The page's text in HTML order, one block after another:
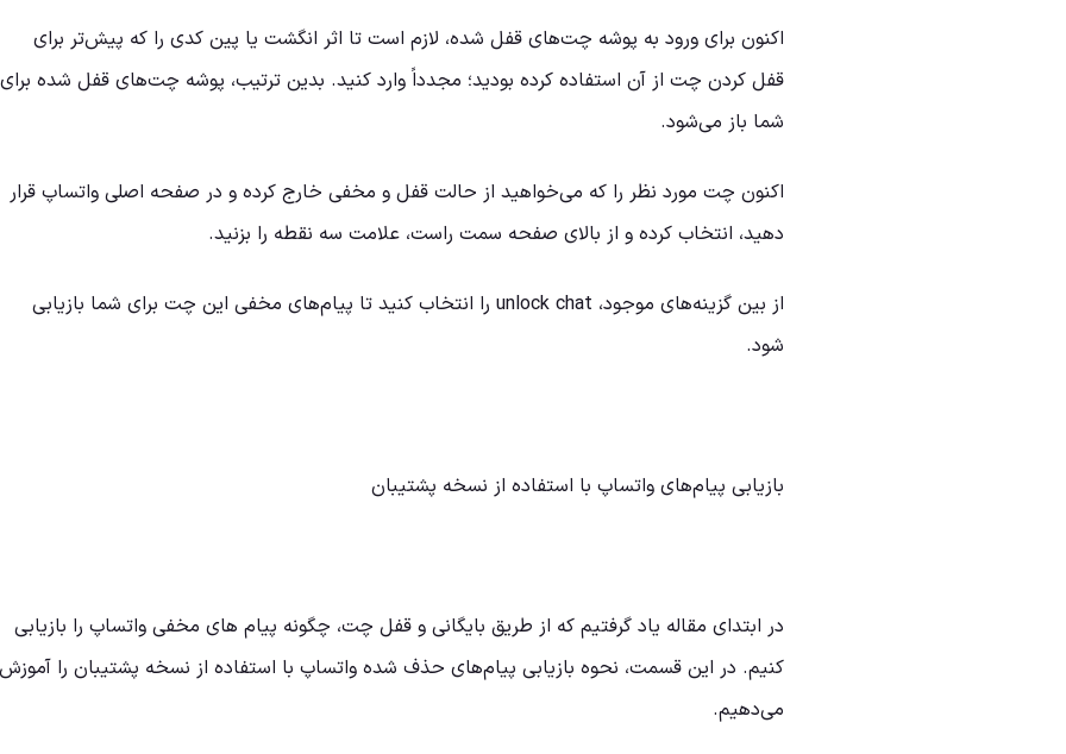
اکنون برای ورود به پوشه چت‌های قفل شده، لازم است تا اثر انگشت یا پین کدی را که پیش‌تر برای
قفل کردن چت از آن استفاده کرده بودید؛ مجدداً وارد کنید. بدین ترتیب، پوشه چت‌های قفل شده برای
شما باز می‌شود.
اکنون چت مورد نظر را که می‌خواهید از حالت قفل و مخفی خارج کرده و در صفحه اصلی واتساپ قرار
دهید، انتخاب کرده و از بالای صفحه سمت راست، علامت سه نقطه را بزنید.
از بین گزینه‌های موجود، unlock chat را انتخاب کنید تا پیام‌های مخفی این چت برای شما بازیابی
شود.
بازیابی پیام‌های واتساپ با استفاده از نسخه پشتیبان
در ابتدای مقاله یاد گرفتیم که از طریق بایگانی و قفل چت، چگونه پیام های مخفی واتساپ را بازیابی
کنیم. در این قسمت، نحوه بازیابی پیام‌های حذف شده واتساپ با استفاده از نسخه پشتیبان را آموزش
می‌دهیم.